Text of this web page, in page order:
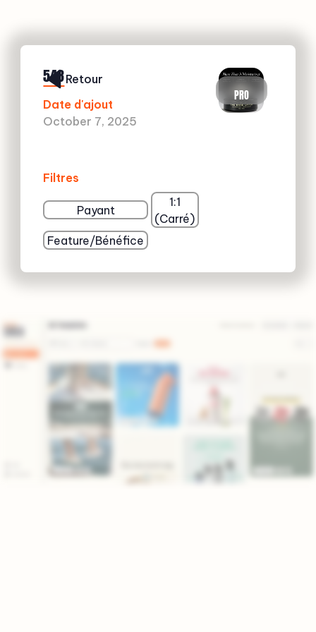
548
Date d'ajout
October 7, 2025
Filtres
Payant
1:1
(Carré)
Feature/Bénéfice
PRO
Retour